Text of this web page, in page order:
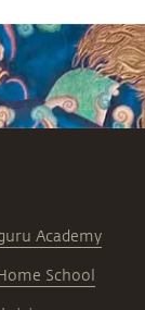
Academy
School